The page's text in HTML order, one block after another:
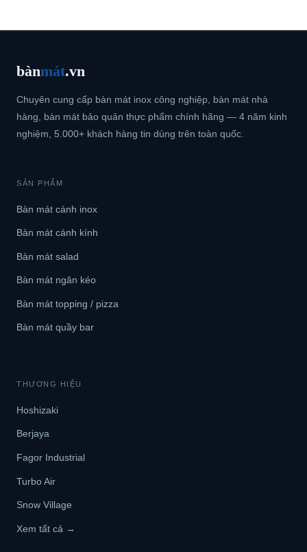
bànmát.vn
Chuyên cung cấp bàn mát inox công nghiệp, bàn mát nhà
hàng, bàn mát bảo quản thực phẩm chính hãng — 4 năm kinh
nghiệm, 5.000+ khách hàng tin dùng trên toàn quốc.
SẢN PHẨM
Bàn mát cánh inox
Bàn mát cánh kính
Bàn mát salad
Bàn mát ngăn kéo
Bàn mát topping / pizza
Bàn mát quầy bar
THƯƠNG HIỆU
Hoshizaki
Berjaya
Fagor Industrial
Turbo Air
Snow Village
Xem tất cả →